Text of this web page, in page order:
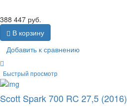
388 447 руб.
В корзину
Добавить к сравнению
Быстрый просмотр
Scott Spark 700 RC 27,5 (2016)